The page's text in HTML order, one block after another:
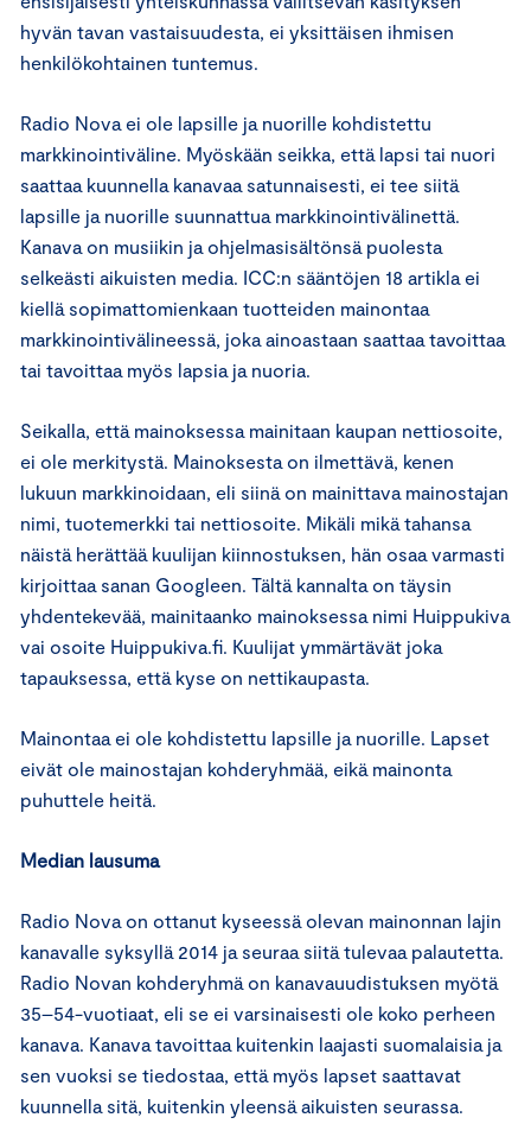
hyvän tavan vastaisuudesta, ei yksittäisen ihmisen
henkilökohtainen tuntemus.
Radio Nova ei ole lapsille ja nuorille kohdistettu
markkinointiväline. Myöskään seikka, että lapsi tai nuori
saattaa kuunnella kanavaa satunnaisesti, ei tee siitä
lapsille ja nuorille suunnattua markkinointivälinettä.
Kanava on musiikin ja ohjelmasisältönsä puolesta
selkeästi aikuisten media. ICC:n sääntöjen 18 artikla ei
kiellä sopimattomienkaan tuotteiden mainontaa
markkinointivälineessä, joka ainoastaan saattaa tavoittaa
tai tavoittaa myös lapsia ja nuoria.
Seikalla, että mainoksessa mainitaan kaupan nettiosoite,
ei ole merkitystä. Mainoksesta on ilmettävä, kenen
lukuun markkinoidaan, eli siinä on mainittava mainostajan
nimi, tuotemerkki tai nettiosoite. Mikäli mikä tahansa
näistä herättää kuulijan kiinnostuksen, hän osaa varmasti
kirjoittaa sanan Googleen. Tältä kannalta on täysin
yhdentekevää, mainitaanko mainoksessa nimi Huippukiva
vai osoite Huippukiva.fi. Kuulijat ymmärtävät joka
tapauksessa, että kyse on nettikaupasta.
Mainontaa ei ole kohdistettu lapsille ja nuorille. Lapset
eivät ole mainostajan kohderyhmää, eikä mainonta
puhuttele heitä.
Median lausuma
Radio Nova on ottanut kyseessä olevan mainonnan lajin
kanavalle syksyllä 2014 ja seuraa siitä tulevaa palautetta.
Radio Novan kohderyhmä on kanavauudistuksen myötä
35–54-vuotiaat, eli se ei varsinaisesti ole koko perheen
kanava. Kanava tavoittaa kuitenkin laajasti suomalaisia ja
sen vuoksi se tiedostaa, että myös lapset saattavat
kuunnella sitä, kuitenkin yleensä aikuisten seurassa.